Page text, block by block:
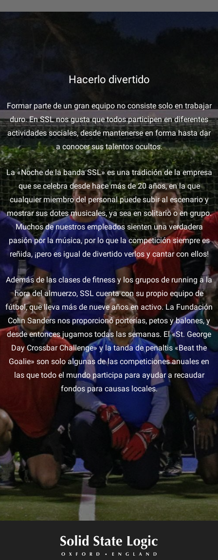
Hacerlo divertido
Formar parte de un gran equipo no consiste solo en trabajar
duro. En SSL nos gusta que todos participen en diferentes
actividades sociales, desde mantenerse en forma hasta dar
a conocer sus talentos ocultos.
La «Noche de la banda SSL» es una tradición de la empresa
que se celebra desde hace más de 20 años, en la que
cualquier miembro del personal puede subir al escenario y
mostrar sus dotes musicales, ya sea en solitario o en grupo.
Muchos de nuestros empleados sienten una verdadera
pasión por la música, por lo que la competición siempre es
reñida, ¡pero es igual de divertido verlos y cantar con ellos!
Además de las clases de fitness y los grupos de running a la
hora del almuerzo, SSL cuenta con su propio equipo de
fútbol, que lleva más de nueve años en activo. La Fundación
Colin Sanders nos proporcionó porterías, petos y balones, y
desde entonces jugamos todas las semanas. El «St. George
Day Crossbar Challenge» y la tanda de penaltis «Beat the
Goalie» son solo algunas de las competiciones anuales en
las que todo el mundo participa para ayudar a recaudar
fondos para causas locales.